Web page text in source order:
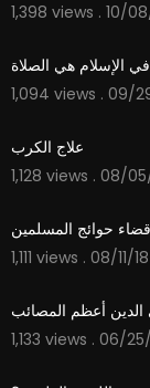
1,398 views . 10/
الإسلام هي الصلاة
1,094 views . 09/
علاج الكرب
1,128 views . 08/
حوائج المسلمين
1,111 views . 08/11/18
الدين أعظم المصائب
1,133 views . 06/